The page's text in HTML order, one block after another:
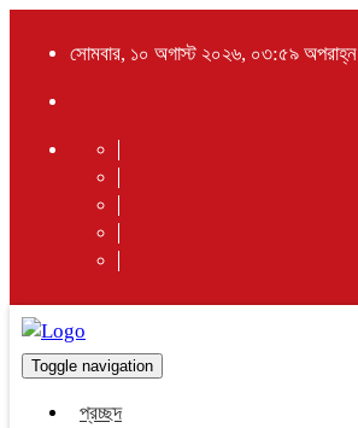
সোমবার, ১০ অগাস্ট ২০২৬, ০৩:৫৯ অপরাহ্ন
Toggle navigation
প্রচ্ছদ